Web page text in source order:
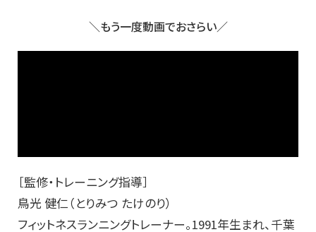
＼もう一度動画でおさらい／
［監修・トレーニング指導］
鳥光 健仁（とりみつ たけのり）
フィットネスランニングトレーナー。1991年生まれ、千葉